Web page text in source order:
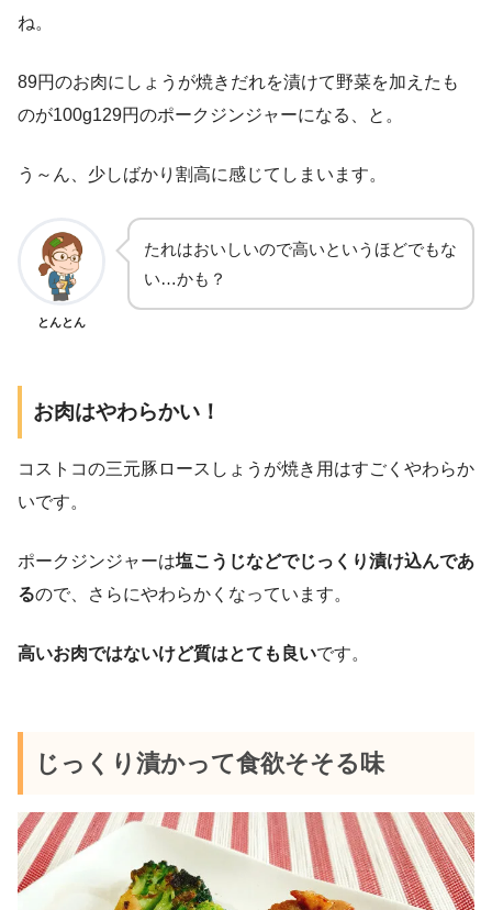
ね。
89円のお肉にしょうが焼きだれを漬けて野菜を加えたも
のが100g129円のポークジンジャーになる、と。
う～ん、少しばかり割高に感じてしまいます。
とんとん
たれはおいしいので高いというほどでもな
い…かも？
お肉はやわらかい！
コストコの三元豚ロースしょうが焼き用はすごくやわらか
いです。
ポークジンジャーは塩こうじなどでじっくり漬け込んであ
るので、さらにやわらかくなっています。
高いお肉ではないけど質はとても良いです。
じっくり漬かって食欲そそる味